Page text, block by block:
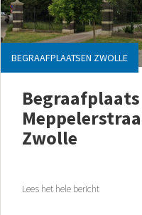
BEGRAAFPLAATSEN ZWOLLE
Begraafplaats
Zwolle
Lees het hele bericht